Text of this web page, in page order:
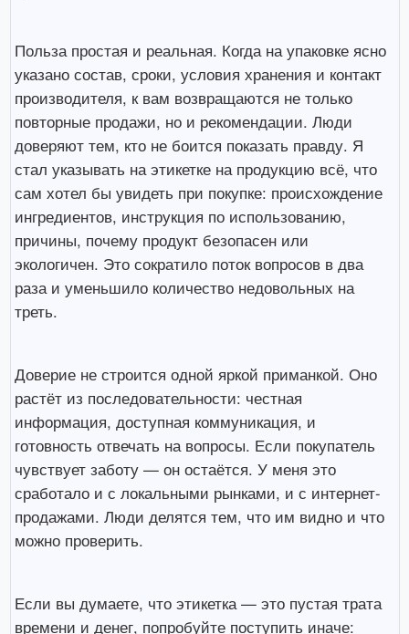
Польза простая и реальная. Когда на упаковке ясно
указано состав, сроки, условия хранения и контакт
производителя, к вам возвращаются не только
повторные продажи, но и рекомендации. Люди
доверяют тем, кто не боится показать правду. Я
стал указывать на этикетке на продукцию всё, что
сам хотел бы увидеть при покупке: происхождение
ингредиентов, инструкция по использованию,
причины, почему продукт безопасен или
экологичен. Это сократило поток вопросов в два
раза и уменьшило количество недовольных на
треть.
Доверие не строится одной яркой приманкой. Оно
растёт из последовательности: честная
информация, доступная коммуникация, и
готовность отвечать на вопросы. Если покупатель
чувствует заботу — он остаётся. У меня это
сработало и с локальными рынками, и с интернет-
продажами. Люди делятся тем, что им видно и что
можно проверить.
Если вы думаете, что этикетка — это пустая трата
времени и денег, попробуйте поступить иначе: